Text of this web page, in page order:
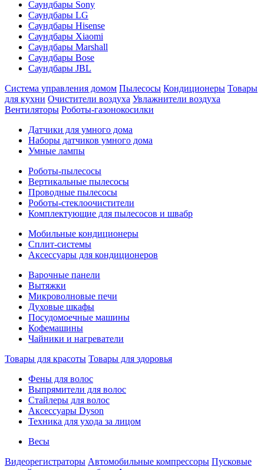
Саундбары Sony
Саундбары LG
Саундбары Hisense
Саундбары Xiaomi
Саундбары Marshall
Саундбары Bose
Саундбары JBL
Система управления домом Пылесосы Кондиционеры Товары
для кухни Очистители воздуха Увлажнители воздуха
Вентиляторы Роботы-газонокосилки
Датчики для умного дома
Наборы датчиков умного дома
Умные лампы
Роботы-пылесосы
Вертикальные пылесосы
Проводные пылесосы
Роботы-стеклоочистители
Комплектующие для пылесосов и швабр
Мобильные кондиционеры
Сплит-системы
Аксессуары для кондиционеров
Варочные панели
Вытяжки
Микроволновые печи
Духовые шкафы
Посудомоечные машины
Кофемашины
Чайники и нагреватели
Товары для красоты Товары для здоровья
Фены для волос
Выпрямители для волос
Стайлеры для волос
Аксессуары Dyson
Техника для ухода за лицом
Весы
Видеорегистраторы Автомобильные компрессоры Пусковые